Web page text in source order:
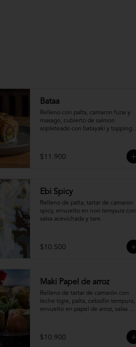
Bataa
Relleno con palta, camaron furai y
masago, cubierto de salmon
sopleteado con batayaki y topping
$11.900
Ebi Spicy
Relleno de palta, tartar de camaron
spicy, envuelto en nori tempura con
salsa acevichada y tare.
$10.500
Maki Papel de arroz
Relleno de tartar de camarón con
leche tigre, palta, cebollín tempura,
envuelto en papel de arroz, salsa
$10.900